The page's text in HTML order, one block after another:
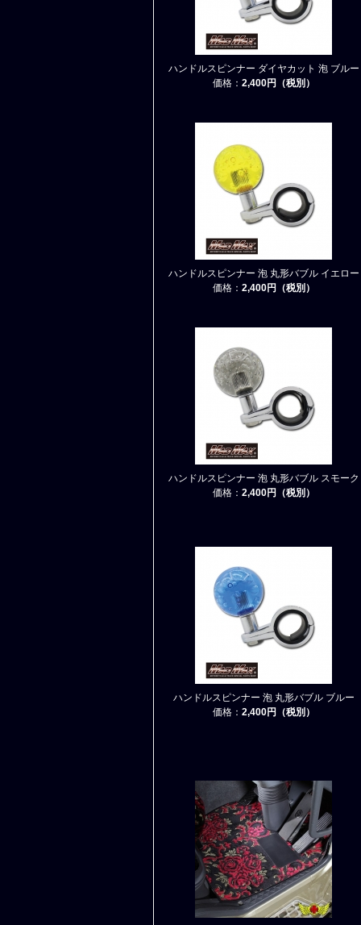
ハンドルスピンナー ダイヤカット 泡 ブルー
価格： 2,400円（税別）
ハンドルスピンナー 泡 丸形バブル イエロー
価格： 2,400円（税別）
ハンドルスピンナー 泡 丸形バブル スモーク
価格： 2,400円（税別）
ハンドルスピンナー 泡 丸形バブル ブルー
価格： 2,400円（税別）